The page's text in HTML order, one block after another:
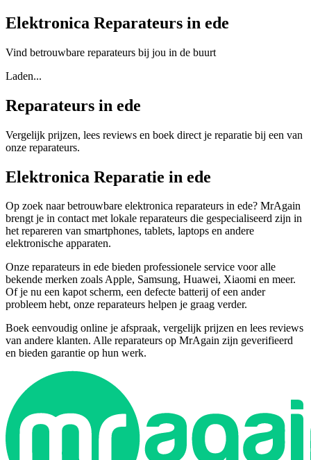
Elektronica Reparateurs in ede
Vind betrouwbare reparateurs bij jou in de buurt
Laden...
Reparateurs in ede
Vergelijk prijzen, lees reviews en boek direct je reparatie bij een van
onze reparateurs.
Elektronica Reparatie in ede
Op zoek naar betrouwbare elektronica reparateurs in ede? MrAgain
brengt je in contact met lokale reparateurs die gespecialiseerd zijn in
het repareren van smartphones, tablets, laptops en andere
elektronische apparaten.
Onze reparateurs in ede bieden professionele service voor alle
bekende merken zoals Apple, Samsung, Huawei, Xiaomi en meer.
Of je nu een kapot scherm, een defecte batterij of een ander
probleem hebt, onze reparateurs helpen je graag verder.
Boek eenvoudig online je afspraak, vergelijk prijzen en lees reviews
van andere klanten. Alle reparateurs op MrAgain zijn geverifieerd
en bieden garantie op hun werk.